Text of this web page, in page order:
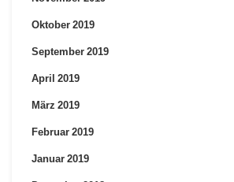
Oktober 2019
September 2019
April 2019
März 2019
Februar 2019
Januar 2019